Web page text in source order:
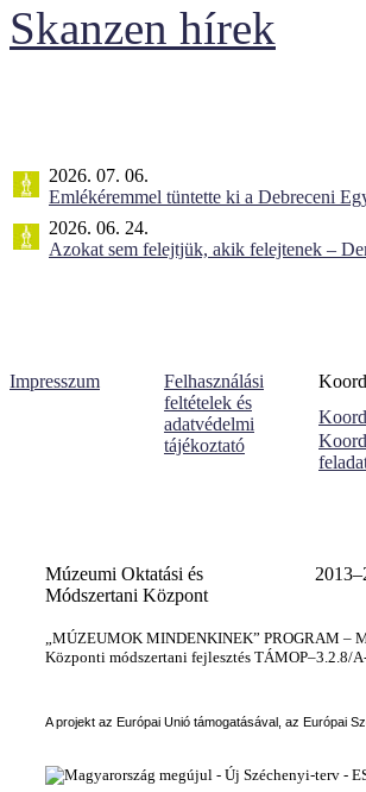
Skanzen hírek
2026. 07. 06.
Emlékéremmel tüntette ki a Debreceni
2026. 06. 24.
Azokat sem felejtjük, akik felejtenek –
Impresszum
Felhasználási
feltételek és
adatvédelmi
tájékoztató
Múzeumi Oktatási és
Módszertani Központ
„MÚZEUMOK MINDENKINEK” PROGRAM –
Központi módszertani fejlesztés TÁMOP–3.2.8/
A projekt az Európai Unió támogatásával, az Európai